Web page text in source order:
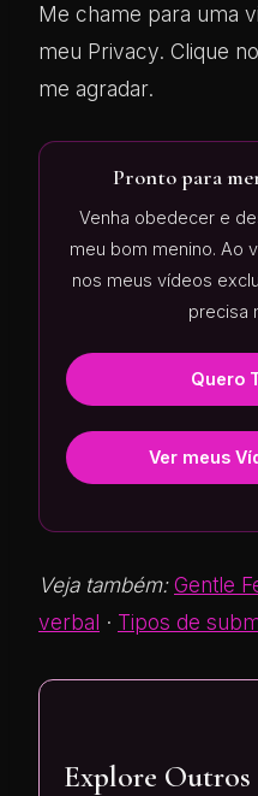
Me chame para uma
meu Privacy. Clique
me agradar.
Pronto para
Venha obedecer e
meu bom menino. Ao
nos meus vídeos
precisa
Quero
Ver meus
Veja também: Gentle
verbal · Tipos de
Explore Outros